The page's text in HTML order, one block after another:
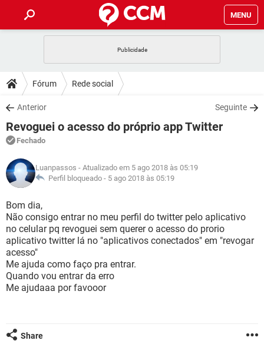
MENU
CELULAR
OUTLOOK
INSTAGRAM GMAIL
GUIA DE COMPRAS
DICAS
JOGOS
OUTLOOK
INSTAGRAM
GUIA DE COMPRAS
DOWNLOADS
JOGOS WHATSAPP
CELULAR
OUTLOOK EXCEL
INSTAGRAM
GUIA DE COMPRAS
FÓRUM
JOGOS
CELULAR FACEBOOK
INSTAGRAM GMAIL
GUIA DE COMPRAS
GLOSSÁRIO
JOGOS
CELULAR
OUTLOOK EXCEL
INSTAGRAM
GUIA DE COMPRAS
Fórum Rede social
Anterior Seguinte
Revoguei o acesso do próprio app Twitter
Fechado
Luanpassos - Atualizado em 5 ago 2018 às 05:19
Perfil bloqueado - 5 ago 2018 às 05:19
Bom dia,
Não consigo entrar no meu perfil do twitter pelo aplicativo
no celular pq revoguei sem querer o acesso do prorio
aplicativo twitter lá no "aplicativos conectados" em "revogar
acesso"
Me ajuda como faço pra entrar.
Quando vou entrar da erro
Me ajudaaa por favooor
Share